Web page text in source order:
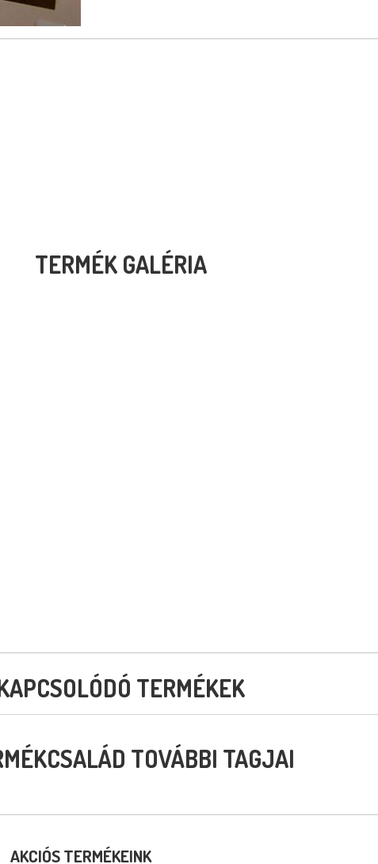
TERMÉK GALÉRIA
TERMÉKEK
TOVÁBBI TAGJAI
AKCIÓS TERMÉKEINK